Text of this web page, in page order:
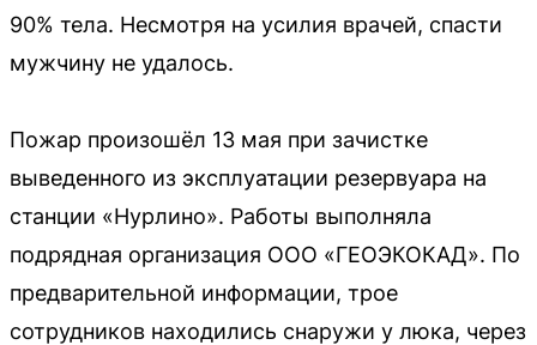
90% тела. Несмотря на усилия врачей, спасти
мужчину не удалось.
Пожар произошёл 13 мая при зачистке
выведенного из эксплуатации резервуара на
станции «Нурлино». Работы выполняла
подрядная организация ООО «ГЕОЭКОКАД». По
предварительной информации, трое
сотрудников находились снаружи у люка, через